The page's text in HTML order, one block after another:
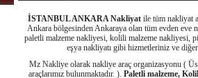
İSTANBUL ANKARA Nakliyatile tüm nakliyat
Ankara bölgesinden Ankaraya olan tüm evden
paletli malzeme nakliyesi, kolili malzeme nakliyesi,
eşya nakliyatı gibi hizmetleriniz ve
Mz Nakliye olarak nakliye araç organizasyonu (
araçlarımız bulunmaktadır. ). Paletli malzeme,